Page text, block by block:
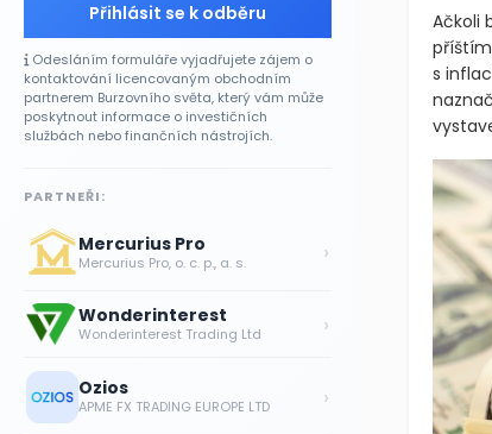
Ačkoli
s
Přihlásit se k odběru
Odesláním formuláře vyjadřujete zájem o
kontaktování licencovaným obchodním
partnerem Burzovního světa, který vám může
poskytnout informace o investičních
službách nebo finančních nástrojích.
PARTNEŘI:
Mercurius Pro
Mercurius Pro, o. c. p., a. s. ›
Wonderinterest
Wonderinterest Trading Ltd ›
Ozios
APME FX TRADING EUROPE LTD ›